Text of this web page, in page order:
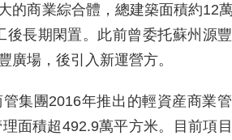
的商業綜合體，總建築面積約12萬
長期閑置。此前曾委托蘇州源
廣場，後引入新運營方。
集團2016年推出的輕資産商業管
面積超492.9萬平方米。目前項